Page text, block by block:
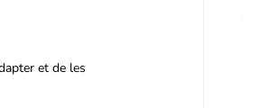
et de les